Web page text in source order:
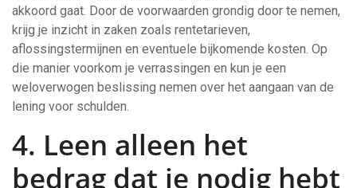
akkoord gaat. Door de voorwaarden grondig door te nemen,
krijg je inzicht in zaken zoals rentetarieven,
aflossingstermijnen en eventuele bijkomende kosten. Op
die manier voorkom je verrassingen en kun je een
weloverwogen beslissing nemen over het aangaan van de
lening voor schulden.
4. Leen alleen het
bedrag dat je nodig hebt